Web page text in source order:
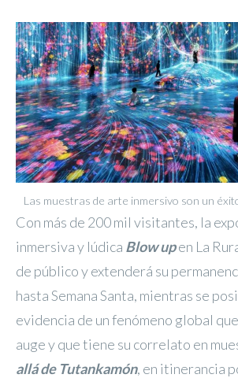
Las muestras de arte inmersivo son un
Con más de 200 mil visitantes, la
inmersiva y lúdica Blow upen La
de público y extenderá su
hasta Semana Santa, mientras se
evidencia de un fenómeno global
auge y que tiene su correlato en
allá de Tutankamón, en itinerancia